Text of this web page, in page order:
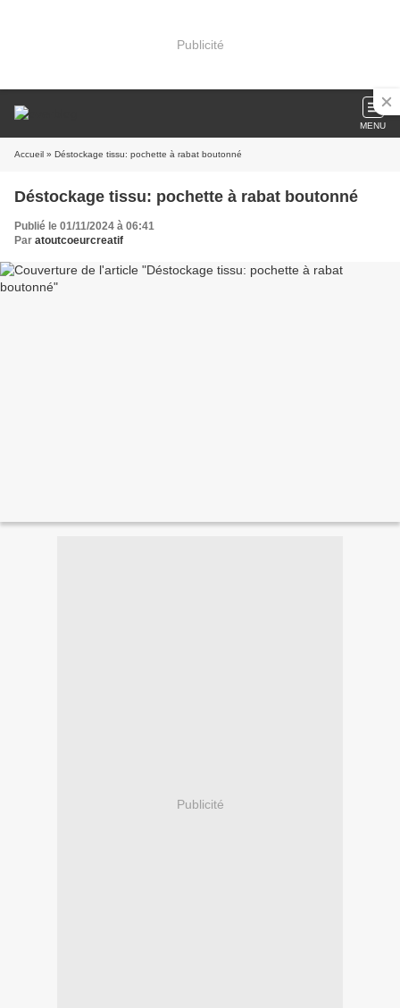
Publicité
MENU
Accueil » Déstockage tissu: pochette à rabat boutonné
Déstockage tissu: pochette à rabat boutonné
Publié le 01/11/2024 à 06:41
Par atoutcoeurcreatif
Publicité